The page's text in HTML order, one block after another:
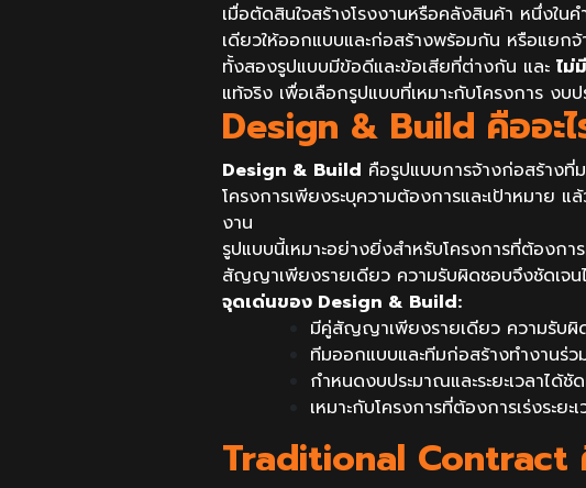
เมื่อตัดสินใจสร้างโรงงานหรือคลังสินค้า หนึ่งใ
เดียวให้ออกแบบและก่อสร้างพร้อมกัน หรือแยก
ทั้งสองรูปแบบมีข้อดีและข้อเสียที่ต่างกัน และ ไม่
แท้จริง เพื่อเลือกรูปแบบที่เหมาะกับโครงการ ง
Design & Build คืออะไ
Design & Build คือรูปแบบการจ้างก่อสร้าง
โครงการเพียงระบุความต้องการและเป้าหมา
งาน
รูปแบบนี้เหมาะอย่างยิ่งสำหรับโครงการที่ต้องกา
สัญญาเพียงรายเดียว ความรับผิดชอบจึงชัดเจน
จุดเด่นของ Design & Build:
มีคู่สัญญาเพียงรายเดียว ความรับผิ
ทีมออกแบบและทีมก่อสร้างทำงานร่
กำหนดงบประมาณและระยะเวลาได้ชั
เหมาะกับโครงการที่ต้องการเร่งระยะ
Traditional Contract